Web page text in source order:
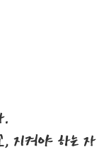
.
, 지켜야 하는 자